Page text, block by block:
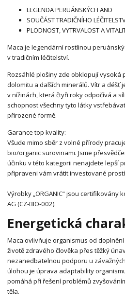
LEGENDA PERUÁNSKÝCH AND
SOUČÁST TRADIČNÍHO
PLODNOST, VYTRVALOST A
Maca je legendární rostlinou
v tradičním léčitelství.
Rozsáhlé plošiny zde obklopují vysoká
dolomitu a dalších minerálů. Vítr a déšť
v nížinách, která čtyři roky odpočívá a
schopnost všechny tyto látky
přirozené formě.
Garance top kvality:
Všude mimo sběr z volné přírody
bio/organic surovinami. Jsme
účinku v této kategorii nenajdete lepší
připraveni vám vrátit investované
Výrobky „ORGANIC“ jsou certifikovány
AG (CZ-BIO-002).
Energetická
Maca ovlivňuje organismus od
životě zdravého člověka přes těžký
nezanedbatelnou podporu u
úlohou je úprava adaptability
pomáhá při řešení problémů
těla.